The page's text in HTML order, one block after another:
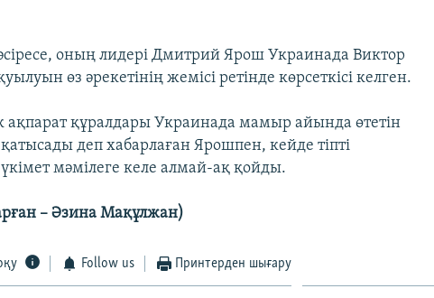
оның лидері Дмитрий Ярош Украинада Виктор
өз әрекетінің жемісі ретінде көрсеткісі келген.
ақпарат құралдары Украинада мамыр айында өтетін
деп хабарлаған Ярошпен, кейде тіпті
мәмілеге келе алмай-ақ қойды.​
– Әзина Мақұлжан)
Follow us Принтерден шығару